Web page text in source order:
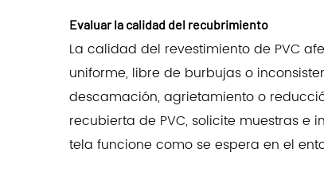
Evaluar la calidad del recubrimiento
La calidad del revestimiento de PVC
uniforme, libre de burbujas o
descamación, agrietamiento o
recubierta de PVC, solicite muestras
tela funcione como se espera en el